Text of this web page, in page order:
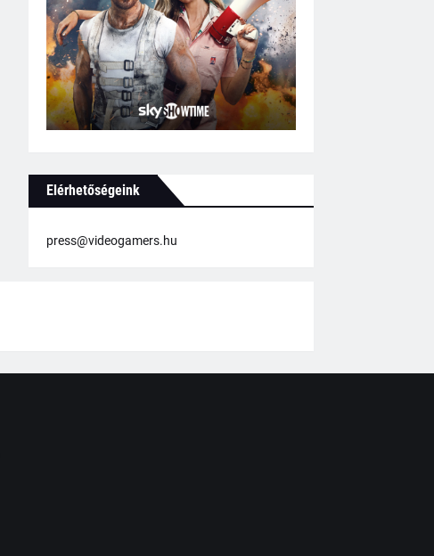
Elérhetőségeink
press@videogamers.hu